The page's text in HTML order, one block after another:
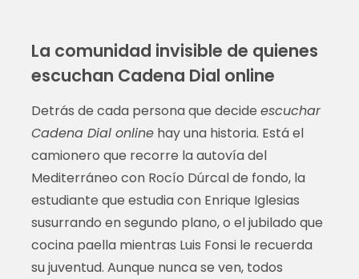
La comunidad invisible de quienes
escuchan Cadena Dial online
Detrás de cada persona que decide escuchar
Cadena Dial onlinehay una historia. Está el
camionero que recorre la autovía del
Mediterráneo con Rocío Dúrcal de fondo, la
estudiante que estudia con Enrique Iglesias
susurrando en segundo plano, o el jubilado que
cocina paella mientras Luis Fonsi le recuerda
su juventud. Aunque nunca se ven, todos